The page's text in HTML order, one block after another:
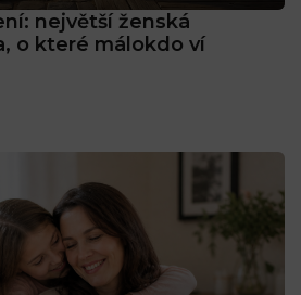
největší ženská
o které málokdo ví